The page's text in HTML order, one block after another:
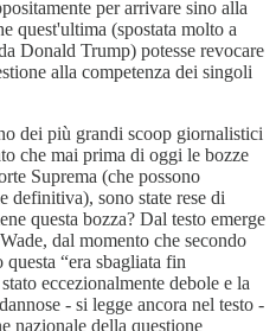
per arrivare sino alla
quest'ultima (spostata molto a
Donald Trump) potesse revocare
alla competenza dei singoli
dei più grandi scoop giornalistici
che mai prima di oggi le bozze
Suprema (che possono
definitiva), sono state rese di
questa bozza? Dal testo emerge
dal momento che secondo
“era sbagliata fin
eccezionalmente debole e la
- si legge ancora nel testo -
nazionale della questione